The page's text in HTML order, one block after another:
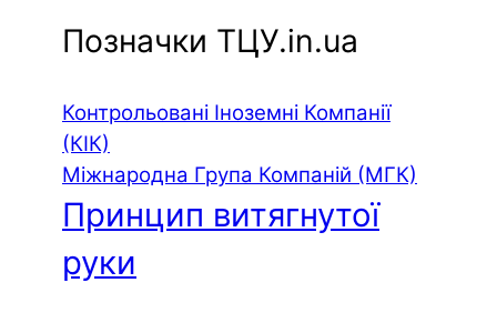
Позначки ТЦУ.in.ua
Контрольовані Іноземні Компанії
(КІК)
Міжнародна Група Компаній (МГК)
Принцип витягнутої
руки